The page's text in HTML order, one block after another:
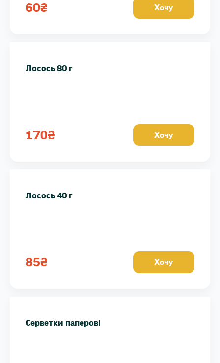
60₴ Хочу
Лосось 80 г
170₴ Хочу
Лосось 40 г
85₴ Хочу
Серветки паперові